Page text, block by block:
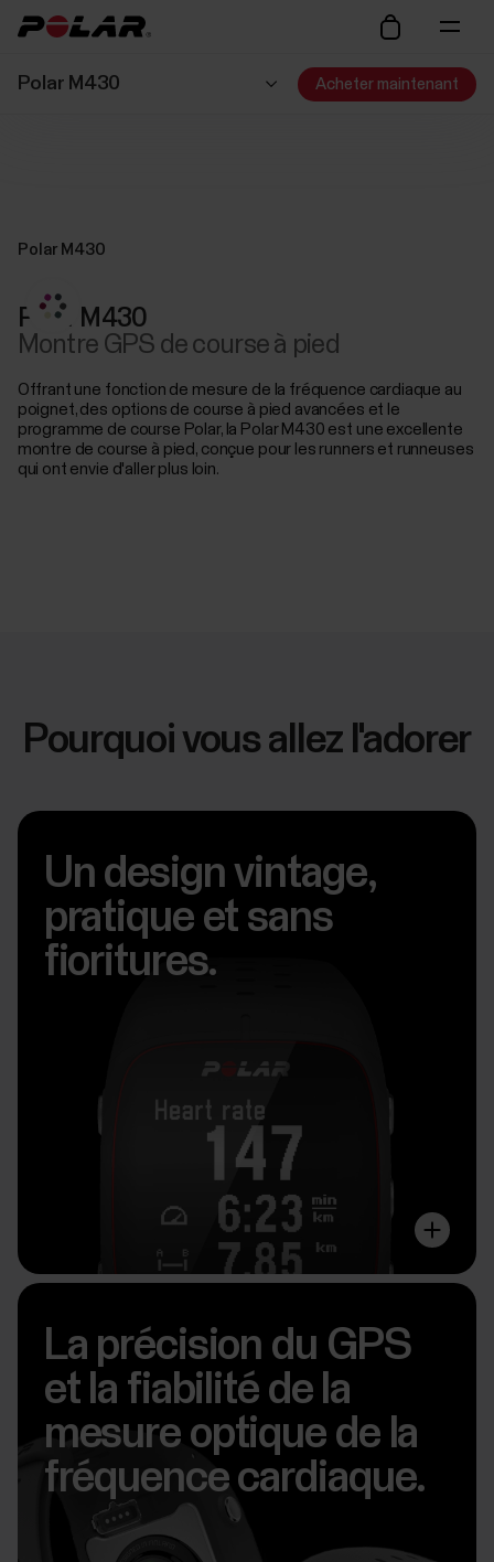
Polar M430 Acheter maintenant
Polar M430
Polar M430
Montre GPS de course à pied
Offrant une fonction de mesure de la fréquence cardiaque au
poignet, des options de course à pied avancées et le
programme de course Polar, la Polar M430 est une excellente
montre de course à pied, conçue pour les runners et runneuses
qui ont envie d'aller plus loin.
Pourquoi vous allez l'adorer
Un design vintage,
pratique et sans
fioritures.
La précision du GPS
et la fiabilité de la
mesure optique de la
fréquence cardiaque.